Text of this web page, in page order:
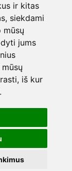
ir kitas
siekdami
mūsų
jums
iš kur
•Privatumo politika